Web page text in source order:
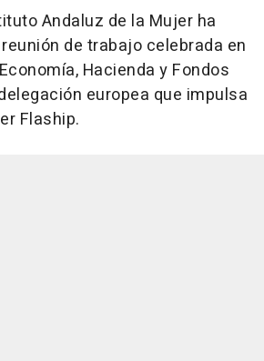
Andaluz de la Mujer ha
de trabajo celebrada en
Hacienda y Fondos
europea que impulsa
Flaship.